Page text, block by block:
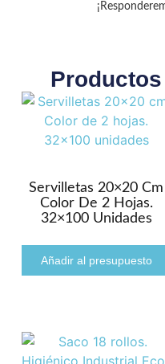
Servilletas 20×20 Cm
Color De 2 Hojas.
32×100 Unidades
Añadir al presupuesto